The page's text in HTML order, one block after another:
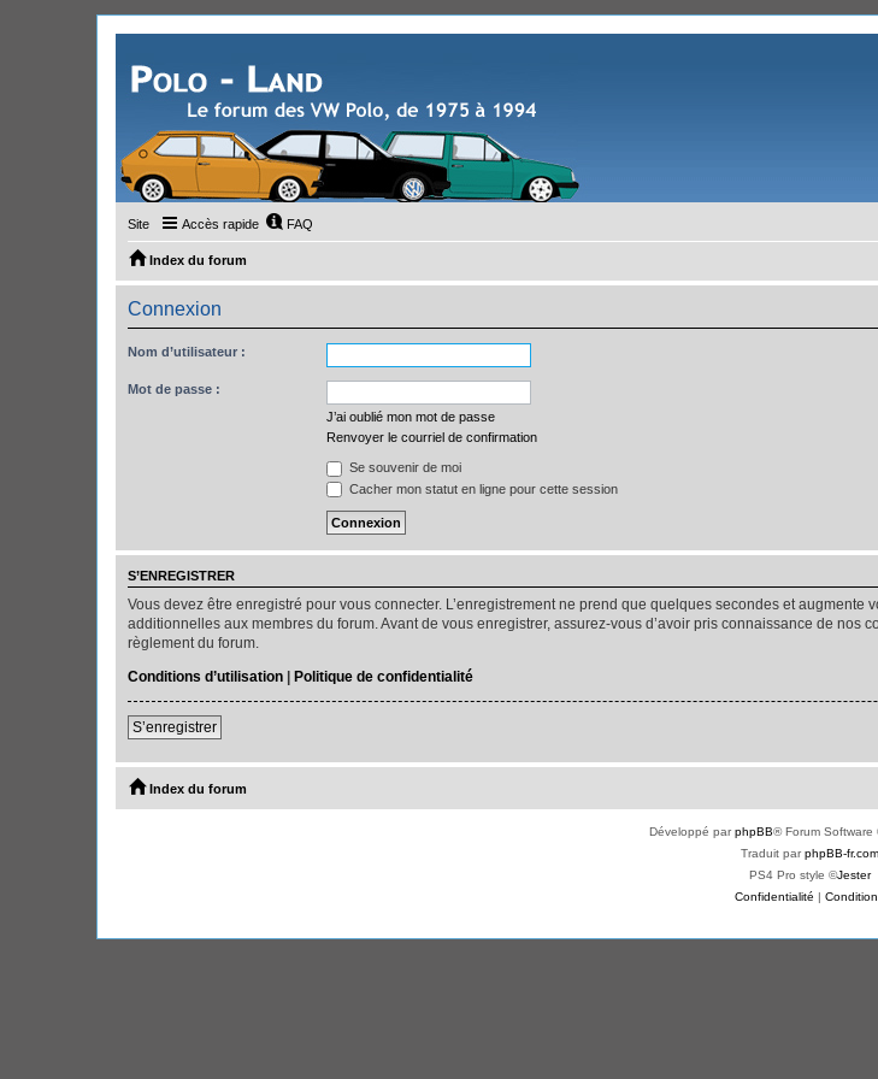
Site Accès rapide FAQ
Index du forum
Connexion
Nom d’utilisateur :
Mot de passe :
J’ai oublié mon mot de passe
Renvoyer le courriel de confirmation
Se souvenir de moi
Cacher mon statut en ligne pour cette session
S’ENREGISTRER
Vous devez être enregistré pour vous connecter. L’enregistrement ne prend que quelques secondes et
additionnelles aux membres du forum. Avant de vous enregistrer, assurez-vous d’avoir pris connaissance de nos
règlement du forum.
Conditions d’utilisation | Politique de confidentialité
S’enregistrer
Index du forum
Développé parphpBB® Forum Software
Traduit parphpBB-fr.com
PS4 Pro style ©Jester
Confidentialité |